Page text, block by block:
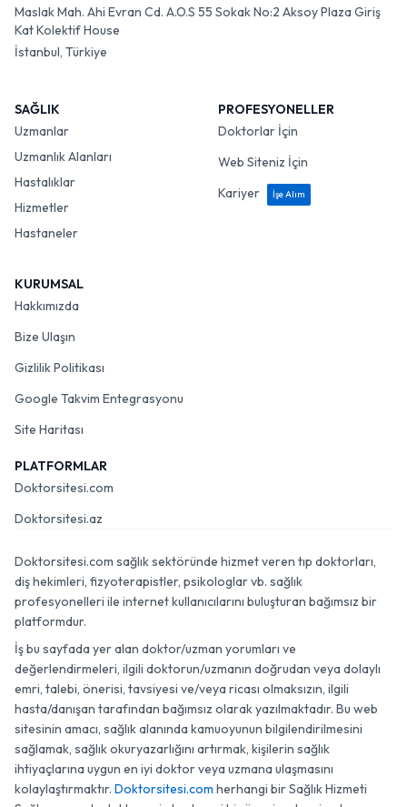
Maslak Mah. Ahi Evran Cd. A.O.S 55 Sokak No:2 Aksoy Plaza Giriş
Kat Kolektif House
İstanbul, Türkiye
SAĞLIK
Uzmanlar
Uzmanlık Alanları
Hastalıklar
Hizmetler
Hastaneler
PROFESYONELLER
Doktorlar İçin
Web Siteniz İçin
Kariyer
İşe Alım
KURUMSAL
Hakkımızda
Bize Ulaşın
Gizlilik Politikası
Google Takvim Entegrasyonu
Site Haritası
PLATFORMLAR
Doktorsitesi.com
Doktorsitesi.az
Doktorsitesi.com sağlık sektöründe hizmet veren tıp doktorları,
diş hekimleri, fizyoterapistler, psikologlar vb. sağlık
profesyonelleri ile internet kullanıcılarını buluşturan bağımsız bir
platformdur.
İş bu sayfada yer alan doktor/uzman yorumları ve
değerlendirmeleri, ilgili doktorun/uzmanın doğrudan veya dolaylı
emri, talebi, önerisi, tavsiyesi ve/veya ricası olmaksızın, ilgili
hasta/danışan tarafından bağımsız olarak yazılmaktadır. Bu web
sitesinin amacı, sağlık alanında kamuoyunun bilgilendirilmesini
sağlamak, sağlık okuryazarlığını artırmak, kişilerin sağlık
ihtiyaçlarına uygun en iyi doktor veya uzmana ulaşmasını
kolaylaştırmaktır. Doktorsitesi.com herhangi bir Sağlık Hizmeti